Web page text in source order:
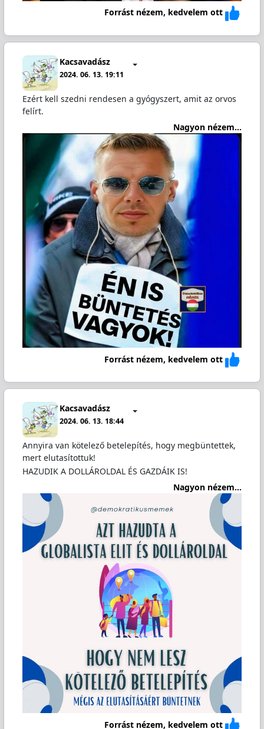
Forrást nézem, kedvelem ott
Kacsavadász
2024. 06. 13. 19:11
Ezért kell szedni rendesen a gyógyszert, amit az orvos
felírt.
Nagyon nézem...
Forrást nézem, kedvelem ott
Kacsavadász
2024. 06. 13. 18:44
Annyira van kötelező betelepítés, hogy megbüntettek,
mert elutasítottuk!
HAZUDIK A DOLLÁROLDAL ÉS GAZDÁIK IS!
Nagyon nézem...
Forrást nézem, kedvelem ott